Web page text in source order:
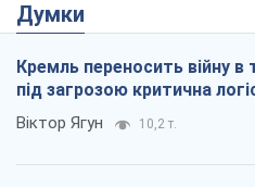
Думки
Кремль переносить війну в
під загрозою критична
Віктор Ягун 10,2 т.